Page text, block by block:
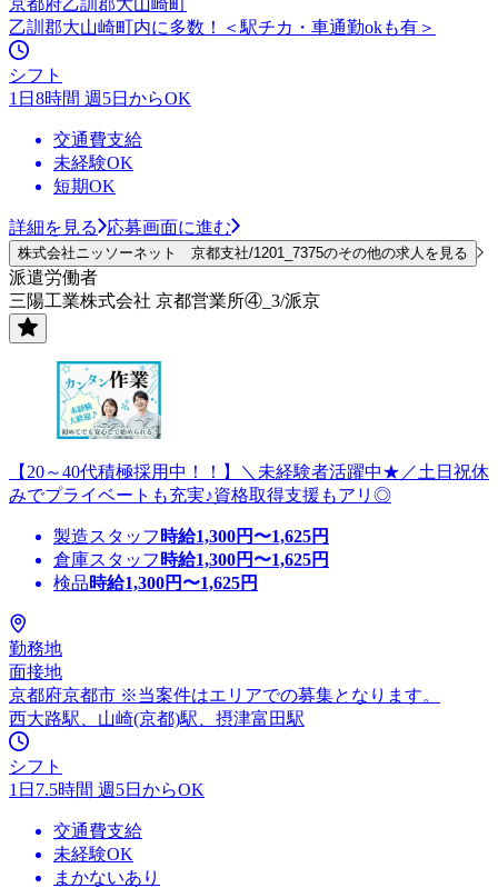
乙訓郡大山崎町内に多数！＜駅チカ・車通勤okも有＞
シフト
1日8時間 週5日からOK
交通費支給
未経験OK
短期OK
詳細を見る 応募画面に進む
株式会社ニッソーネット 京都支社/1201_7375のその他の求人を見る
派遣労働者
三陽工業株式会社 京都営業所④_3/派京
【20～40代積極採用中！！】＼未経験者活躍中★／土日祝休
みでプライベートも充実♪資格取得支援もアリ◎
製造スタッフ 時給1,300円〜1,625円
倉庫スタッフ 時給1,300円〜1,625円
検品時給1,300円〜1,625円
勤務地
面接地
京都府京都市 ※当案件はエリアでの募集となります。
西大路駅、山崎(京都)駅、摂津富田駅
シフト
1日7.5時間 週5日からOK
交通費支給
未経験OK
まかないあり